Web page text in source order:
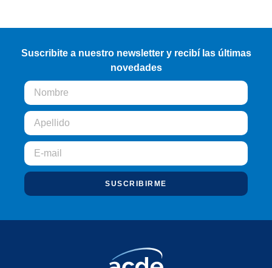
Suscribite a nuestro newsletter y recibí las últimas
novedades
SUSCRIBIRME